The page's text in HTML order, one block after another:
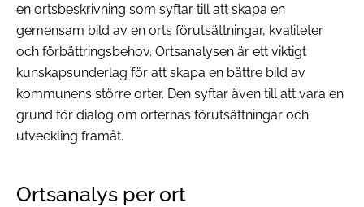
en ortsbeskrivning som syftar till att skapa en
gemensam bild av en orts förutsättningar, kvaliteter
och förbättringsbehov. Ortsanalysen är ett viktigt
kunskapsunderlag för att skapa en bättre bild av
kommunens större orter. Den syftar även till att vara en
grund för dialog om orternas förutsättningar och
utveckling framåt.
Ortsanalys per ort